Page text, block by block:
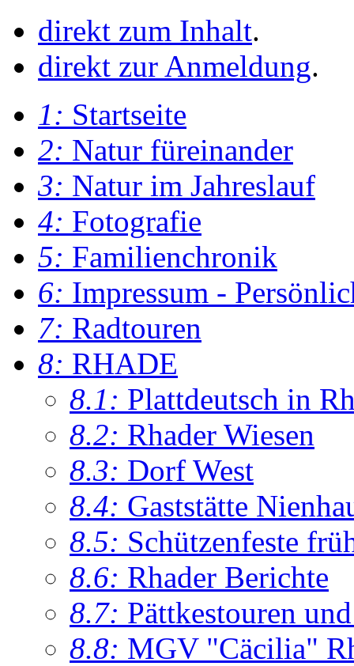
direkt zum Inhalt.
direkt zur Anmeldung.
1: Startseite
2: Natur füreinander
3: Natur im Jahreslauf
4: Fotografie
5: Familienchronik
6: Impressum -
7: Radtouren
8: RHADE
8.1: Plattdeutsch in
8.2: Rhader Wiesen
8.3: Dorf West
8.4: Gaststätte
8.5: Schützenfeste
8.6: Rhader Berichte
8.7: Pättkestouren
8.8: MGV "Cäcilia"